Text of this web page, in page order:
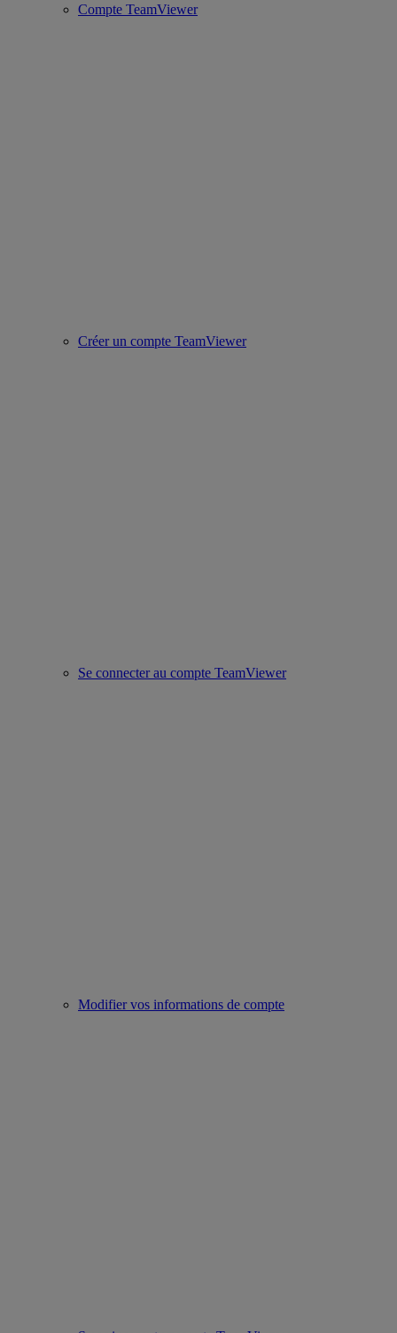
Compte TeamViewer
Créer un compte TeamViewer
Se connecter au compte TeamViewer
Modifier vos informations de compte